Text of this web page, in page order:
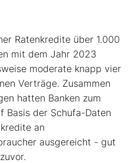
Ratenkredite über 1.000
mit dem Jahr 2023
moderate knapp vier
Verträge. Zusammen
hatten Banken zum
Basis der Schufa-Daten
an
ausgereicht - gut